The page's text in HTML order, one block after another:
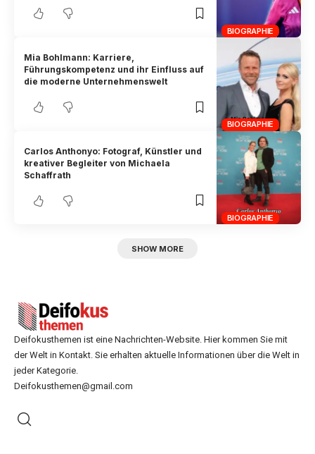
BIOGRAPHIE
BIOGRAPHIE
Mia Bohlmann: Karriere,
Führungskompetenz und ihr Einfluss auf
die moderne Unternehmenswelt
BIOGRAPHIE
Carlos Anthonyo: Fotograf, Künstler und
kreativer Begleiter von Michaela
Schaffrath
SHOW MORE
Deifokusthemen ist eine Nachrichten-Website. Hier kommen Sie mit
der Welt in Kontakt. Sie erhalten aktuelle Informationen über die Welt in
jeder Kategorie.
Deifokusthemen@gmail.com